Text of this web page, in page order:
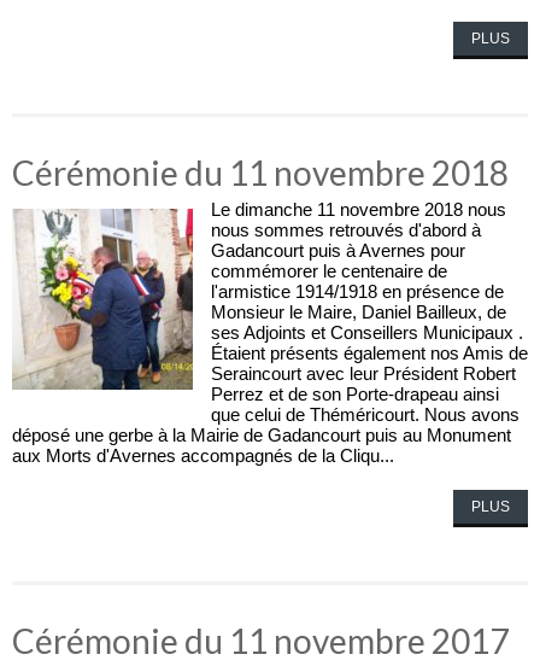
PLUS
Cérémonie du 11 novembre 2018
Le dimanche 11 novembre 2018 nous
nous sommes retrouvés d'abord à
Gadancourt puis à Avernes pour
commémorer le centenaire de
l'armistice 1914/1918 en présence de
Monsieur le Maire, Daniel Bailleux, de
ses Adjoints et Conseillers Municipaux .
Étaient présents également nos Amis de
Seraincourt avec leur Président Robert
Perrez et de son Porte-drapeau ainsi
que celui de Théméricourt. Nous avons
déposé une gerbe à la Mairie de Gadancourt puis au Monument
aux Morts d'Avernes accompagnés de la Cliqu...
PLUS
Cérémonie du 11 novembre 2017